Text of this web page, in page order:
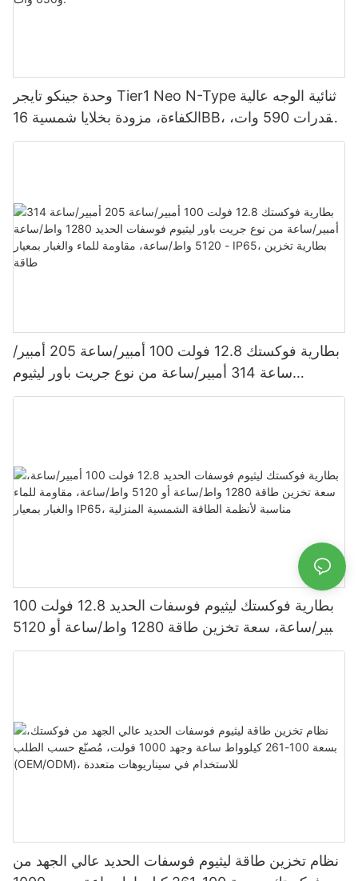
وحدة جينكو تايجر Tier1 Neo N-Type ثنائية الوجه عالية
الكفاءة، مزودة بخلايا شمسية 16BB، بقدرات 590 وات،
620 وات، 630 وات، و650 وات.
بطارية فوكستك 12.8 فولت 100 أمبير/ساعة 205 أمبير/
ساعة 314 أمبير/ساعة من نوع جريت باور ليثيوم
فوسفات الحديد 1280 واط/ساعة - 5120 واط/ساعة،
بطارية فوكستك ليثيوم فوسفات الحديد 12.8 فولت 100
أمبير/ساعة، سعة تخزين طاقة 1280 واط/ساعة أو 5120
واط/ساعة، مقاومة للماء والغبار بمعيار IP65، مناسبة
نظام تخزين طاقة ليثيوم فوسفات الحديد عالي الجهد من